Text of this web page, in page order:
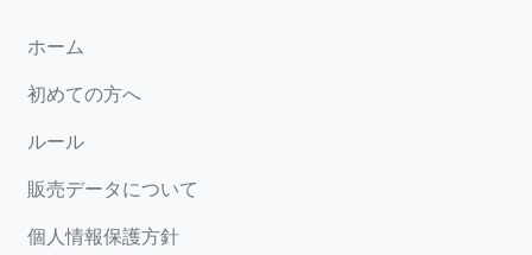
ホーム
初めての方へ
ルール
販売データについて
個人情報保護方針